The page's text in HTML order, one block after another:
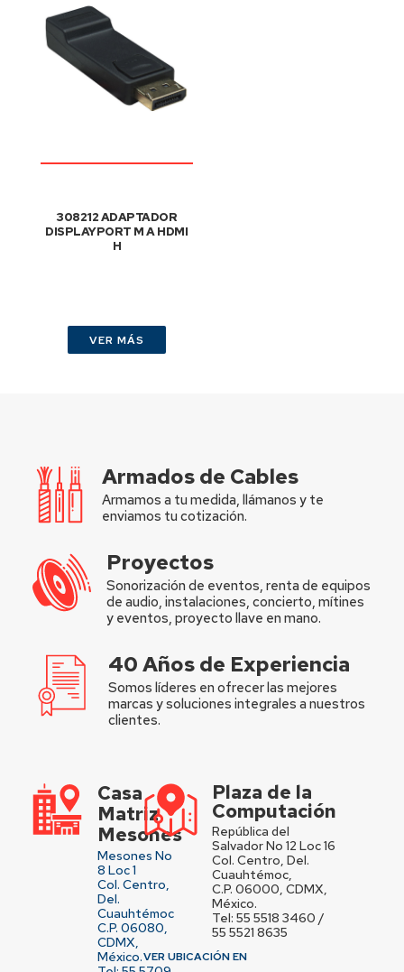
308212 ADAPTADOR
DISPLAYPORT M A HDMI
H
VER MÁS
Armados de Cables
Armamos a tu medida, llámanos y te
enviamos tu cotización.
Proyectos
Sonorización de eventos, renta de equipos
de audio, instalaciones, concierto, mítines
y eventos, proyecto llave en mano.
40 Años de Experiencia
Somos líderes en ofrecer las mejores
marcas y soluciones integrales a nuestros
clientes.
Casa
Matriz
Mesones
Mesones No
8 Loc 1
Col. Centro,
Del.
Cuauhtémoc
C.P. 06080,
CDMX,
México.
Plaza de la
Computación
República del
Salvador No 12 Loc 16
Col. Centro, Del.
Cuauhtémoc,
C.P. 06000, CDMX,
México.
Tel: 55 5518 3460 /
55 5521 8635
VER UBICACIÓN EN